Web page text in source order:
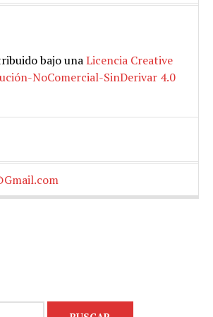
bajo unaLicencia Creative
NoComercial-SinDerivar 4.0